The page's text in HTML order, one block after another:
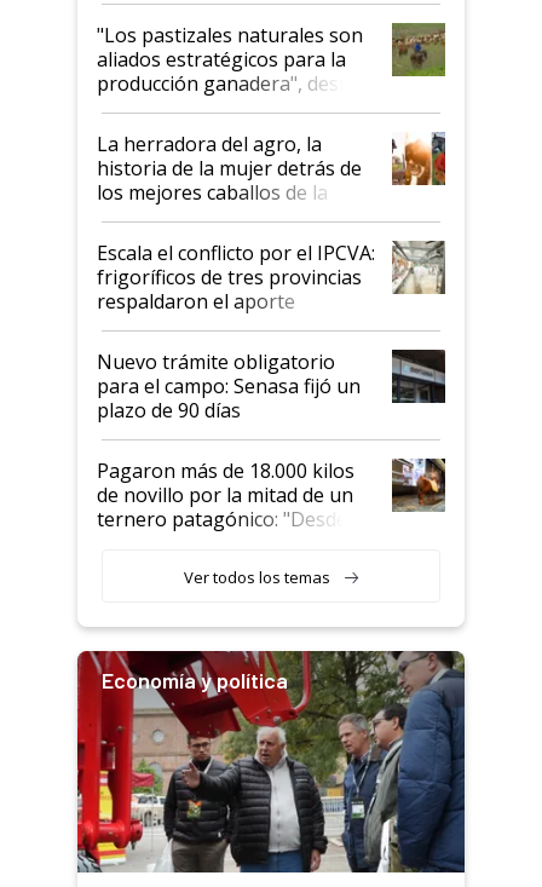
oportunidades que se abren
para el agro en Argentina, con
foco en la carne
"Los pastizales naturales son
aliados estratégicos para la
producción ganadera", destaca
la iniciativa que ya reúne a 46
establecimientos en Argentina
La herradora del agro, la
historia de la mujer detrás de
los mejores caballos de la
Argentina y los mitos que
todavía hacen sufrir a estos
animales: "Mientras me
descalificaban, yo seguí
haciendo currículum"
Escala el conflicto por el IPCVA:
frigoríficos de tres provincias
respaldaron el aporte
obligatorio
Nuevo trámite obligatorio
para el campo: Senasa fijó un
plazo de 90 días
Pagaron más de 18.000 kilos
de novillo por la mitad de un
ternero patagónico: "Desde
llamar la atención"
Ver todos los temas
Economía y política